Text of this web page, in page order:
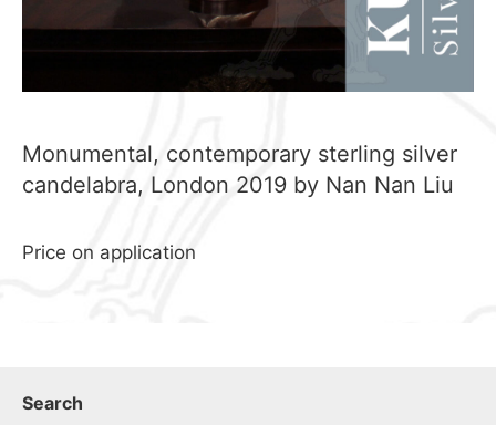
Monumental, contemporary sterling silver
candelabra, London 2019 by Nan Nan Liu
Price on application
Search